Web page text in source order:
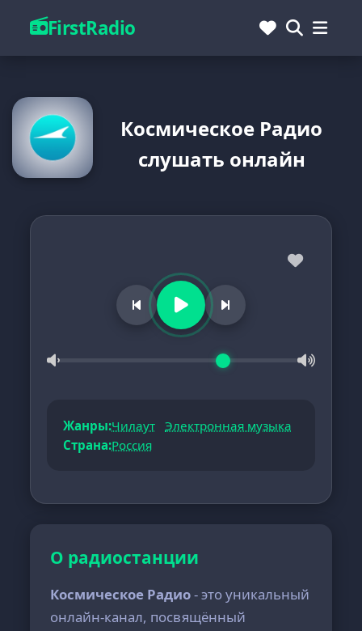
FirstRadio
Космическое Радио
слушать онлайн
Жанры:Чилаут
Электронная музыка
Страна:Россия
О радиостанции
Космическое Радио- это уникальный
онлайн-канал, посвящённый